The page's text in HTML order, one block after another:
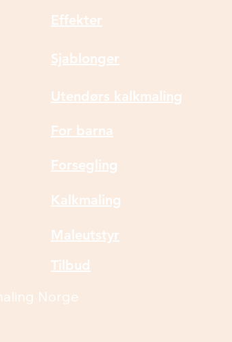
Effekter
Sjablonger
Utendørs kalkmaling
For barna
Forsegling
Kalkmaling
Maleutstyr
Tilbud
Norge